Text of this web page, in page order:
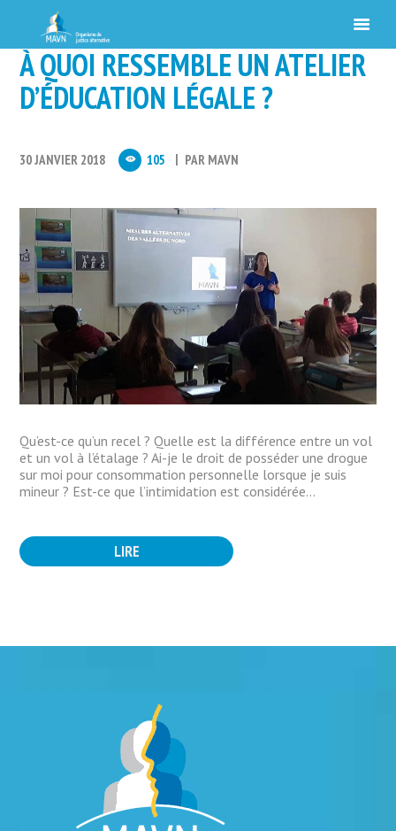
À QUOI RESSEMBLE UN ATELIER
D’ÉDUCATION LÉGALE ?
30 JANVIER 2018 105 PAR MAVN
Qu’est-ce qu’un recel ? Quelle est la différence entre un vol
et un vol à l’étalage ? Ai-je le droit de posséder une drogue
sur moi pour consommation personnelle lorsque je suis
mineur ? Est-ce que l’intimidation est considérée...
LIRE